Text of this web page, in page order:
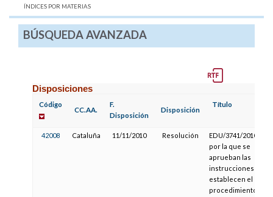
AQUÍ:
ÍNDICES POR MATERIAS
BÚSQUEDA AVANZADA
Disposiciones
Código
CC.AA.
F.
Disposición
Disposición
Título
42008 Cataluña 11/11/2010 Resolución
EDU/3741/2010,
por la que se
aprueban las
instrucciones que
establecen el
procedimiento y